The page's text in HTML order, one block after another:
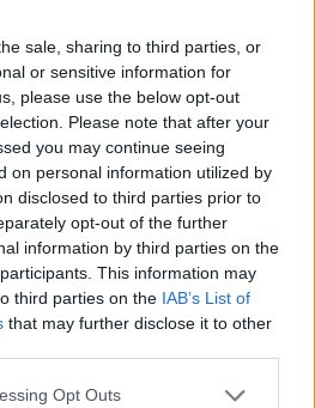
sale, sharing to third parties, or
or sensitive information for
please use the below opt-out
Please note that after your
you may continue seeing
on personal information utilized by
disclosed to third parties prior to
opt-out of the further
information by third parties on the
This information may
third parties on the IAB’s List of
that may further disclose it to other
app uses one or more Google
Opt Outs